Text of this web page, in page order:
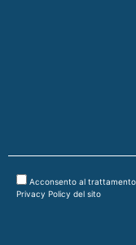
Acconsento al
Privacy Policy del sito